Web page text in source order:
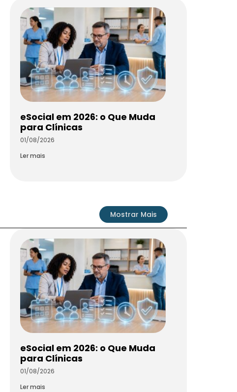
eSocial em 2026: o Que Muda
para Clínicas
01/08/2026
Ler mais
Mostrar Mais
eSocial em 2026: o Que Muda
para Clínicas
01/08/2026
Ler mais